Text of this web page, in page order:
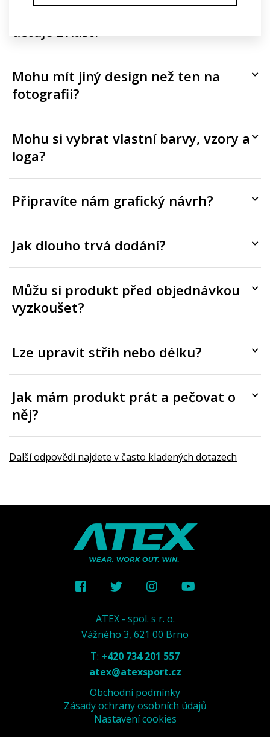
účtuje zvlášť?
Mohu mít jiný design než ten na
fotografii?
Mohu si vybrat vlastní barvy, vzory a
loga?
Připravíte nám grafický návrh?
Jak dlouho trvá dodání?
Můžu si produkt před objednávkou
vyzkoušet?
Lze upravit střih nebo délku?
Jak mám produkt prát a pečovat o
něj?
Další odpovědi najdete v často kladených dotazech
ATEX - spol. s r. o.
Vážného 3, 621 00 Brno
T: +420 734 201 557
atex@atexsport.cz
Obchodní podmínky
Zásady ochrany osobních údajů
Nastavení cookies